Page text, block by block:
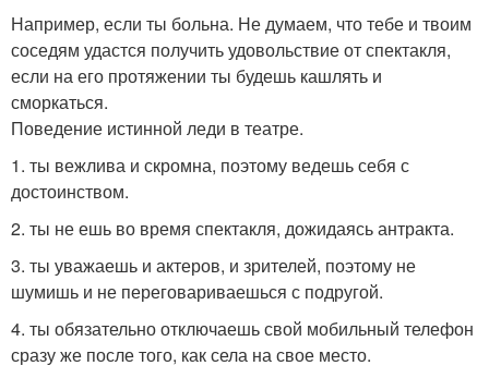
Например, если ты больна. Не думаем, что тебе и твоим
соседям удастся получить удовольствие от спектакля,
если на его протяжении ты будешь кашлять и
сморкаться.
Поведение истинной леди в театре.
1. ты вежлива и скромна, поэтому ведешь себя с
достоинством.
2. ты не ешь во время спектакля, дожидаясь антракта.
3. ты уважаешь и актеров, и зрителей, поэтому не
шумишь и не переговариваешься с подругой.
4. ты обязательно отключаешь свой мобильный телефон
сразу же после того, как села на свое место.